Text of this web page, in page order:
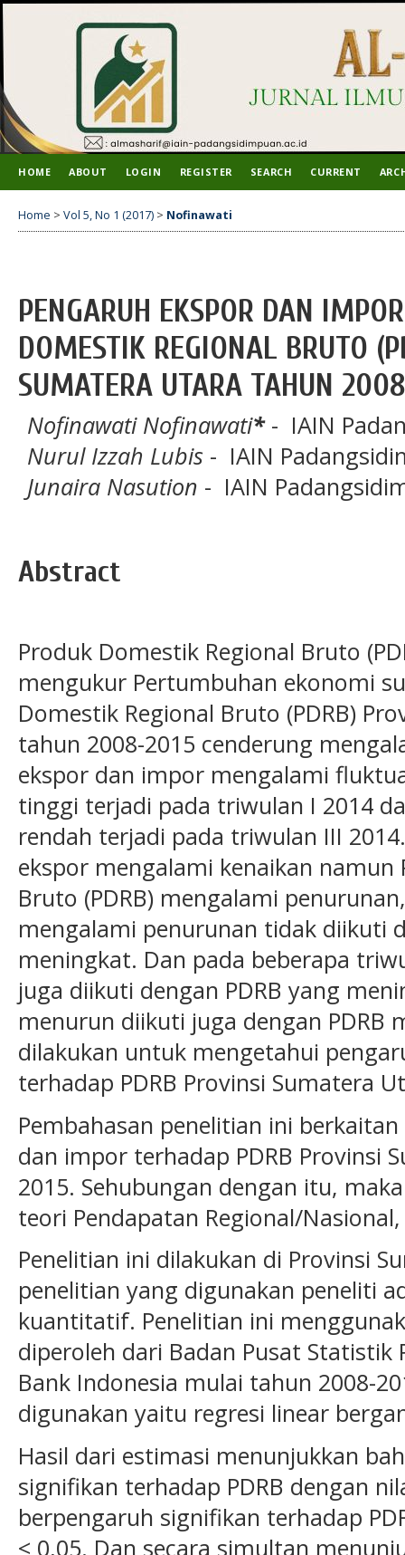
HOME ABOUT LOGIN REGISTER SEARCH CURRENT
Home > Vol 5, No 1 (2017) > Nofinawati
PENGARUH EKSPOR DAN
DOMESTIK REGIONAL BRUTO
SUMATERA UTARA TAHUN
Nofinawati Nofinawati*- IAIN
Nurul Izzah Lubis - IAIN
Junaira Nasution - IAIN
Abstract
Produk Domestik Regional Bruto
mengukur Pertumbuhan ekonomi
Domestik Regional Bruto (PDRB)
tahun 2008-2015 cenderung
ekspor dan impor mengalami
tinggi terjadi pada triwulan I 2014
rendah terjadi pada triwulan III
ekspor mengalami kenaikan namun
Bruto (PDRB) mengalami
mengalami penurunan tidak diikuti
meningkat. Dan pada beberapa
juga diikuti dengan PDRB yang
menurun diikuti juga dengan PDRB
dilakukan untuk mengetahui
terhadap PDRB Provinsi Sumatera
Pembahasan penelitian ini
dan impor terhadap PDRB Provinsi
2015. Sehubungan dengan itu,
teori Pendapatan Regional/
Penelitian ini dilakukan di Provinsi
penelitian yang digunakan peneliti
kuantitatif. Penelitian ini
diperoleh dari Badan Pusat
Bank Indonesia mulai tahun 2008-
digunakan yaitu regresi linear
Hasil dari estimasi menunjukkan
signifikan terhadap PDRB dengan
berpengaruh signifikan terhadap
< 0,05. Dan secara simultan